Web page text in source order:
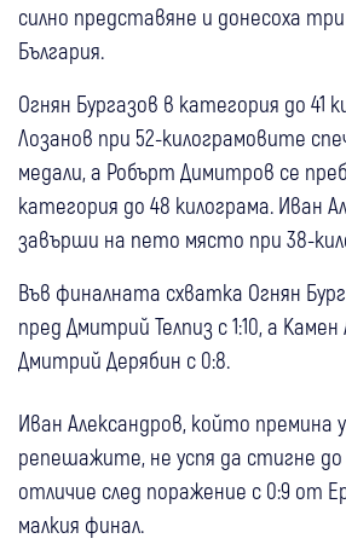
силно представяне и донесоха
България.
Огнян Бургазов в категория до 41
Лозанов при 52-килограмовите
медали, а Робърт Димитров се
категория до 48 килограма. Иван
завърши на пето място при 38-
Във финалната схватка Огнян
пред Дмитрий Телпиз с 1:10, а
Дмитрий Дерябин с 0:8.
Иван Александров, който премина
репешажите, не успя да стигне
отличие след поражение с 0:9 от
малкия финал.